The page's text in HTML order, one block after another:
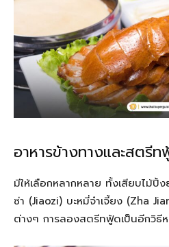
อาหารข้างทางและสตรี
มีให้เลือกหลากหลาย ทั้งเสียบไม้ปิ้ง
ซ่า (Jiaozi) บะหมี่จ๋าเจี้ยง (Zha
ต่างๆ การลองสตรีทฟู้ดเป็นอีกวิธี